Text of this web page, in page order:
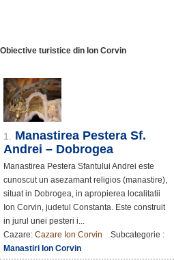
Obiective turistice din Ion Corvin
1.
Manastirea Pestera Sf.
Andrei – Dobrogea
Manastirea Pestera Sfantului Andrei este
cunoscut un asezamant religios (manastire),
situat in Dobrogea, in apropierea localitatii
Ion Corvin, judetul Constanta. Este construit
in jurul unei pesteri i...
Cazare: Cazare Ion Corvin Subcategorie :
Manastiri Ion Corvin